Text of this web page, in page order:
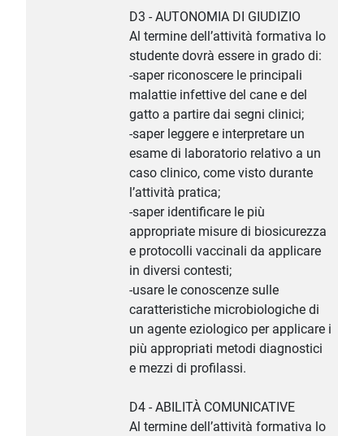
D3 - AUTONOMIA DI GIUDIZIO
Al termine dell’attività formativa lo
studente dovrà essere in grado di:
-saper riconoscere le principali
malattie infettive del cane e del
gatto a partire dai segni clinici;
-saper leggere e interpretare un
esame di laboratorio relativo a un
caso clinico, come visto durante
l’attività pratica;
-saper identificare le più
appropriate misure di biosicurezza
e protocolli vaccinali da applicare
in diversi contesti;
-usare le conoscenze sulle
caratteristiche microbiologiche di
un agente eziologico per applicare i
più appropriati metodi diagnostici
e mezzi di profilassi.
D4 - ABILITÀ COMUNICATIVE
Al termine dell’attività formativa lo